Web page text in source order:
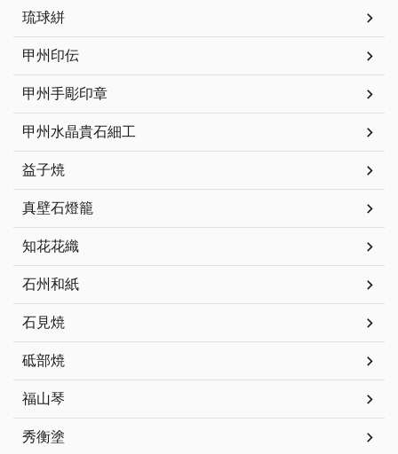
琉球絣
甲州印伝
甲州手彫印章
甲州水晶貴石細工
益子焼
真壁石燈籠
知花花織
石州和紙
石見焼
砥部焼
福山琴
秀衡塗